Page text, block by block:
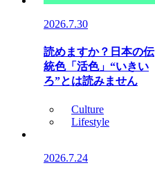
2026.7.30
読めますか？日本の伝
統色「活色」“いきい
ろ”とは読みません
Culture
Lifestyle
2026.7.24